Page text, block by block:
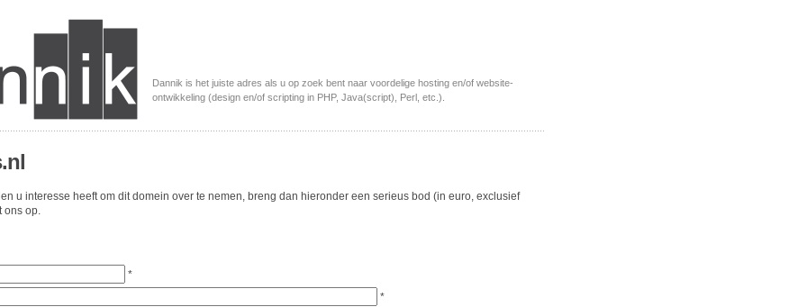
Dannik is het juiste adres als u op zoek bent naar voordelige hosting en/of website-
ontwikkeling (design en/of scripting in PHP, Java(script), Perl, etc.).
u interesse heeft om dit domein over te nemen, breng dan hieronder een serieus bod (in euro, exclusief
ons op.
*
*